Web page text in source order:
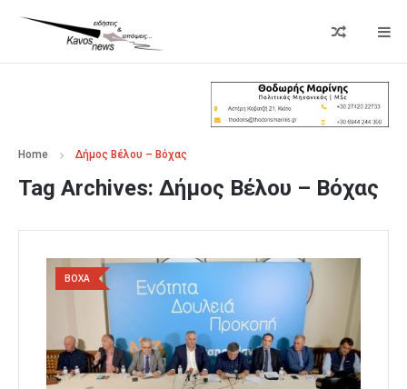
Home Δήμος Βέλου – Βόχας
Tag Archives: Δήμος Βέλου – Βόχας
ΒΟΧΑ